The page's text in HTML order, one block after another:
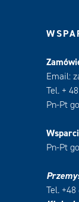
Email:
Tel. +
Pn-Pt
Pn-Pt
Tel.